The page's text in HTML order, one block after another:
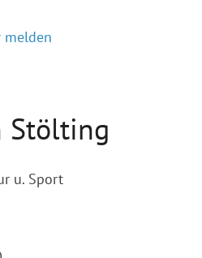
melden
Stölting
u. Sport